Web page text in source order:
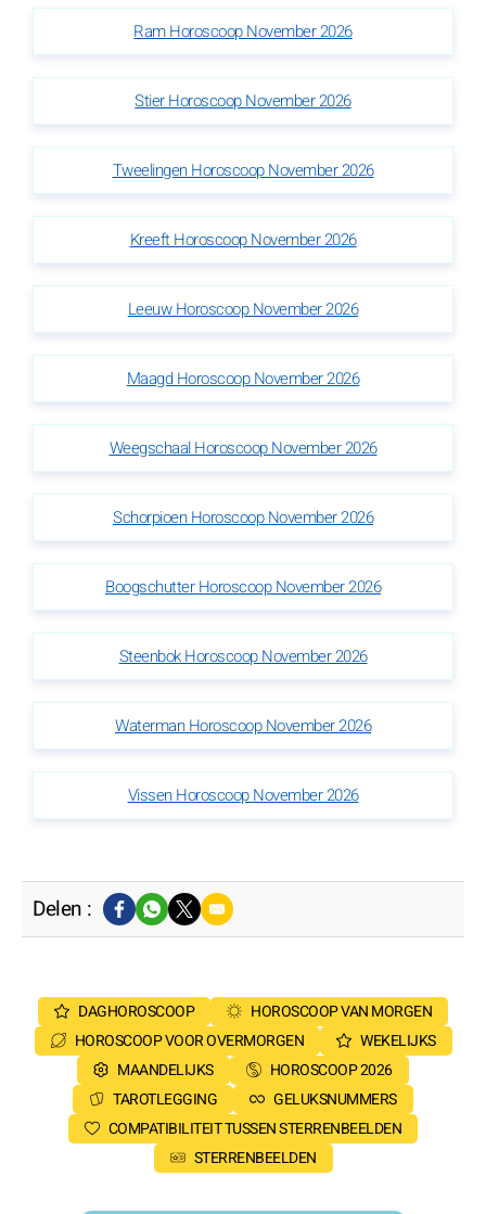
Ram Horoscoop November 2026
Stier Horoscoop November 2026
Tweelingen Horoscoop November 2026
Kreeft Horoscoop November 2026
Leeuw Horoscoop November 2026
Maagd Horoscoop November 2026
Weegschaal Horoscoop November 2026
Schorpioen Horoscoop November 2026
Boogschutter Horoscoop November 2026
Steenbok Horoscoop November 2026
Waterman Horoscoop November 2026
Vissen Horoscoop November 2026
Delen :
DAGHOROSCOOP
HOROSCOOP VAN MORGEN
HOROSCOOP VOOR OVERMORGEN
WEKELIJKS
MAANDELIJKS
HOROSCOOP 2026
TAROTLEGGING
GELUKSNUMMERS
COMPATIBILITEIT TUSSEN STERRENBEELDEN
STERRENBEELDEN